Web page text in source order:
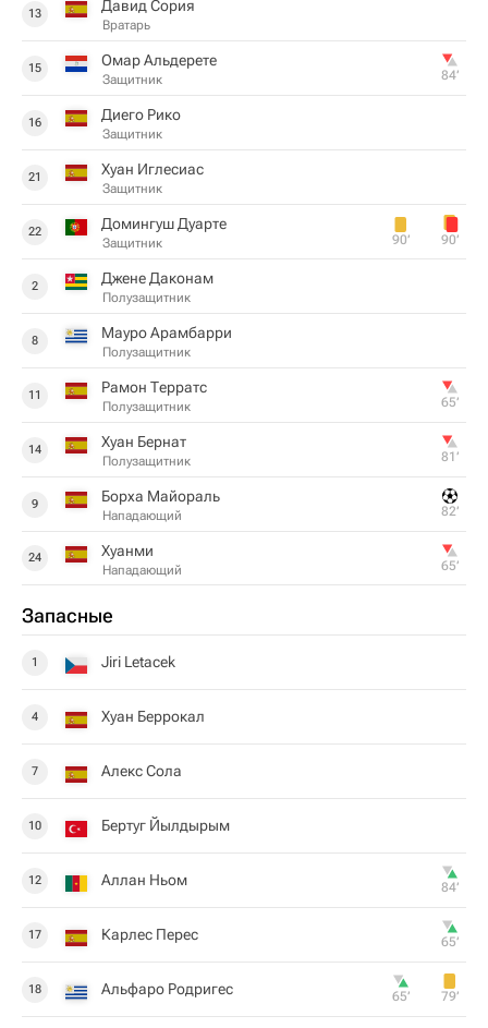
13 Давид Сория
Вратарь
15 Омар Альдерете
Защитник 84‎’‎
16 Диего Рико
Защитник
21 Хуан Иглесиас
Защитник
22 Домингуш Дуарте
Защитник 90‎’‎ 90‎’‎
2 Джене Даконам
Полузащитник
8 Мауро Арамбарри
Полузащитник
11 Рамон Терратс
Полузащитник 65‎’‎
14 Хуан Бернат
Полузащитник 81‎’‎
9 Борха Майораль
Нападающий 82‎’‎
24 Хуанми
Нападающий 65‎’‎
Запасные
1 Jiri Letacek
4 Хуан Беррокал
7 Алекс Сола
10 Бертуг Йылдырым
12 Аллан Ньом 84‎’‎
17 Карлес Перес 65‎’‎
18 Альфаро Родригес 65‎’‎ 79‎’‎